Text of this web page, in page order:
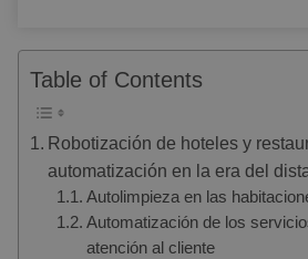
Table of Contents
Robotización de hoteles y
automatización en la era del
Autolimpieza en las
Automatización de los
atención al cliente